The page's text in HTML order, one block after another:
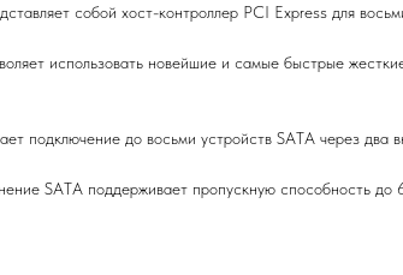
собой хост-контроллер PCI Express для
использовать новейшие и самые быстрые
подключение до восьми устройств SATA через два
SATA поддерживает пропускную способность